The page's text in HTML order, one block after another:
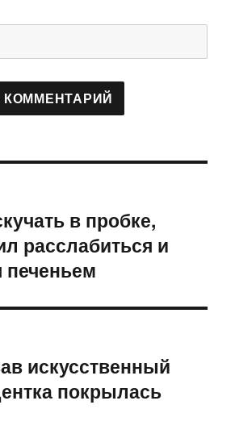
в пробке,
расслабиться и
печеньем
искусственный
покрылась